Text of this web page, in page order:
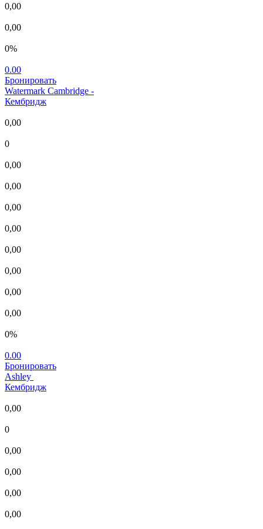
0,00
0,00
0%
0.00
Бронировать
Watermark Cambridge -
Кембридж
0,00
0
0,00
0,00
0,00
0,00
0,00
0,00
0,00
0,00
0%
0.00
Бронировать
Ashley
Кембридж
0,00
0
0,00
0,00
0,00
0,00